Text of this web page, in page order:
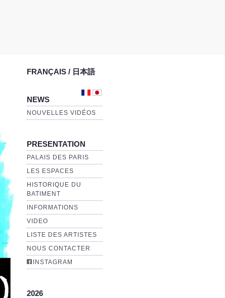
FRANÇAIS / 日本語
NEWS
NOUVELLES VIDÉOS
PRESENTATION
PALAIS DES PARIS
LES ESPACES
HISTORIQUE DU
BATIMENT
INFORMATIONS
VIDEO
LISTE DES ARTISTES
NOUS CONTACTER
INSTAGRAM
2026